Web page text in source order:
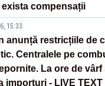
exista compensații
15:33
anunță restricțiile de
Centralele pe
La ore de vârf
importuri - LIVE TEXT